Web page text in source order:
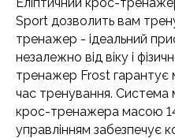
Sport дозволить вам
тренажер - ідеальний
незалежно від віку і
тренажер Frost гарантує
час тренування. Система
крос-тренажера масою
управлінням забезпечує